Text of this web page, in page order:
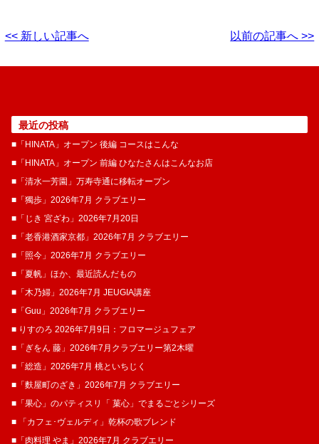
<< 新しい記事へ 以前の記事へ >>
最近の投稿
■「HINATA」オープン 後編 コースはこんな
■「HINATA」オープン 前編 ひなたさんはこんなお店
■「清水一芳園」万寿寺通に移転オープン
■「獨歩」2026年7月 クラブエリー
■「じき 宮ざわ」2026年7月20日
■「老香港酒家京都」2026年7月 クラブエリー
■「照今」2026年7月 クラブエリー
■「夏帆」ほか、最近読んだもの
■「木乃婦」2026年7月 JEUGIA講座
■「Guu」2026年7月 クラブエリー
■ りすのろ 2026年7月9日：フロマージュフェア
■「ぎをん 藤」2026年7月クラブエリー第2木曜
■「総造」2026年7月 桃といちじく
■「麩屋町のざき」2026年7月 クラブエリー
■「果心」のパティスリ「 菓​心」でまるごとシリーズ
■ 「カフェ･ヴェルディ」乾杯の歌ブレンド
■「肉料理 やま」2026年7月 クラブエリー